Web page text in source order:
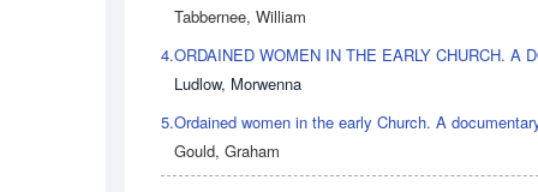
Tabbernee, William
4.
Ludlow, Morwenna
5.
Gould, Graham